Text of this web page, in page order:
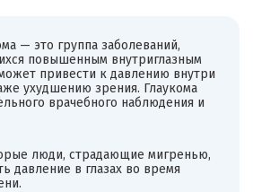
— это группа заболеваний,
повышенным внутриглазным
привести к давлению внутри
ухудшению зрения. Глаукома
врачебного наблюдения и
люди, страдающие мигренью,
давление в глазах во время